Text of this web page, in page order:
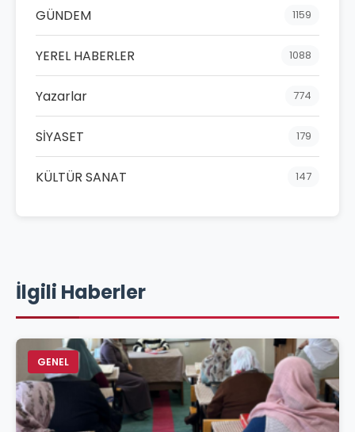
GÜNDEM 1159
YEREL HABERLER 1088
Yazarlar 774
SİYASET 179
KÜLTÜR SANAT 147
İlgili Haberler
GENEL